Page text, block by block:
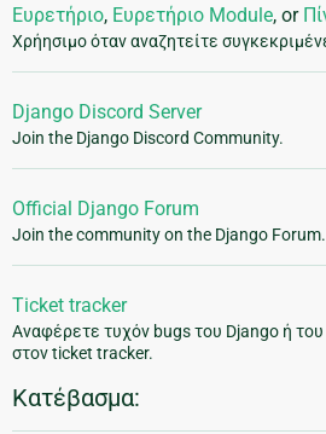
Ευρετήριο, Ευρετήριο Module, or
Χρήησιμο όταν αναζητείτε
Django Discord Server
Join the Django Discord Community.
Official Django Forum
Join the community on the Django Forum.
Ticket tracker
Αναφέρετε τυχόν bugs του Django ή
στον ticket tracker.
Κατέβασμα: